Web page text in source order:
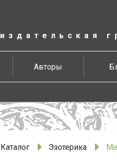
издательская
весь
Авторы
Каталог Эзотерика